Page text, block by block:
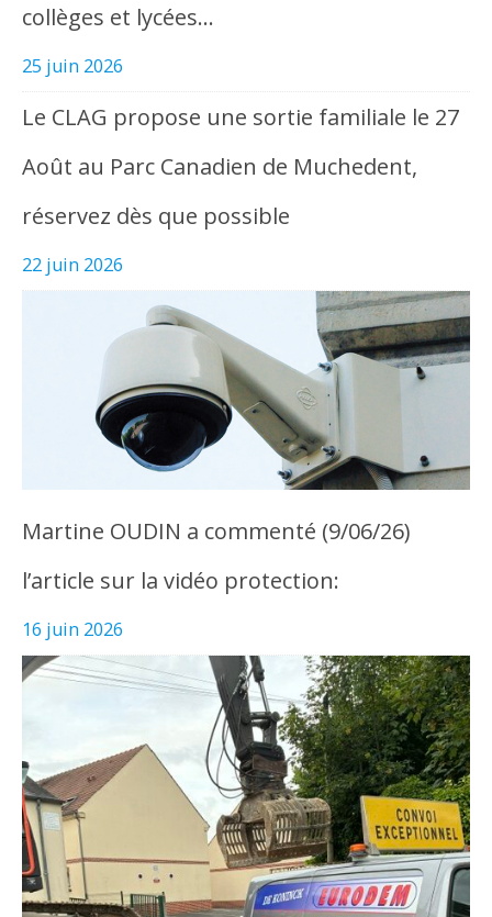
collèges et lycées…
25 juin 2026
Le CLAG propose une sortie familiale le 27
Août au Parc Canadien de Muchedent,
réservez dès que possible
22 juin 2026
Martine OUDIN a commenté (9/06/26)
l’article sur la vidéo protection:
16 juin 2026